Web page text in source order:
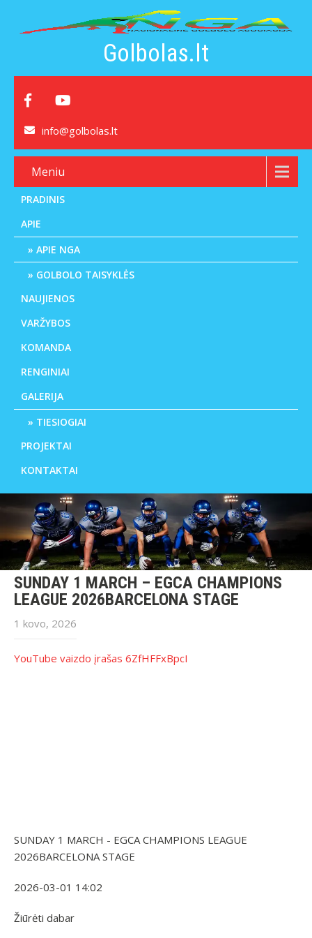
Golbolas.lt
info@golbolas.lt
Meniu
PRADINIS
APIE
APIE NGA
GOLBOLO TAISYKLĖS
NAUJIENOS
VARŽYBOS
KOMANDA
RENGINIAI
GALERIJA
TIESIOGIAI
PROJEKTAI
KONTAKTAI
SUNDAY 1 MARCH – EGCA CHAMPIONS
LEAGUE 2026BARCELONA STAGE
1 kovo, 2026
YouTube vaizdo įrašas 6ZfHFFxBpcI
SUNDAY 1 MARCH - EGCA CHAMPIONS LEAGUE
2026BARCELONA STAGE
2026-03-01 14:02
Žiūrėti dabar